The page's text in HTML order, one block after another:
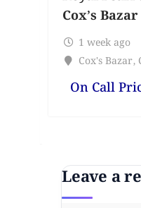
Cox’s
1 week ago
Cox's Bazar,
On Call
Leave a